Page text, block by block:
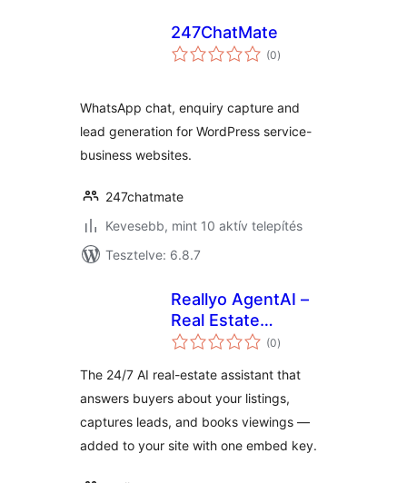
247ChatMate
(0értékelés
összesen
)
WhatsApp chat, enquiry capture and
lead generation for WordPress service-
business websites.
247chatmate
Kevesebb, mint 10 aktív telepítés
Tesztelve: 6.8.7
Reallyo AgentAI –
Real Estate
Chatbot
(0értékelés
összesen
)
The 24/7 AI real-estate assistant that
answers buyers about your listings,
captures leads, and books viewings —
added to your site with one embed key.